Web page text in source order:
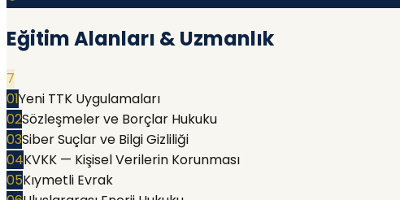
Eğitim Alanları & Uzmanlık
7
01Yeni TTK Uygulamaları
02Sözleşmeler ve Borçlar Hukuku
03Siber Suçlar ve Bilgi Gizliliği
04KVKK — Kişisel Verilerin Korunması
05Kıymetli Evrak